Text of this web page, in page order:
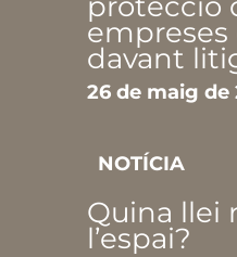
empreses
davant
26 de maig de
NOTÍCIA
Quina llei
l’espai?